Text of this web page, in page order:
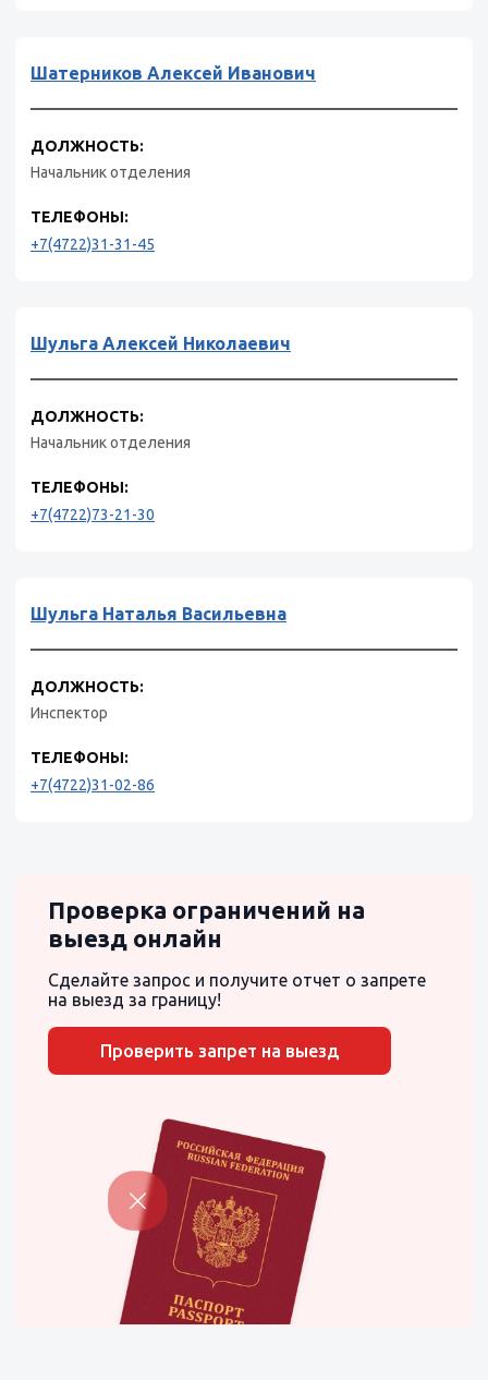
Шатерников Алексей Иванович
ДОЛЖНОСТЬ:
Начальник отделения
ТЕЛЕФОНЫ:
+7(4722)31-31-45
Шульга Алексей Николаевич
ДОЛЖНОСТЬ:
Начальник отделения
ТЕЛЕФОНЫ:
+7(4722)73-21-30
Шульга Наталья Васильевна
ДОЛЖНОСТЬ:
Инспектор
ТЕЛЕФОНЫ:
+7(4722)31-02-86
Проверка ограничений на
выезд онлайн
Сделайте запрос и получите отчет о запрете
на выезд за границу!
Проверить запрет на выезд